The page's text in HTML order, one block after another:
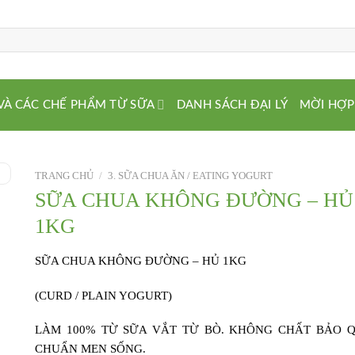
CÁC CHẾ PHẨM TỪ SỮA DANH SÁCH ĐẠI LÝ MỜI
TRANG CHỦ / 3. SỮA CHUA ĂN / EATING YOGURT
SỮA CHUA KHÔNG ĐƯỜNG – HỦ
1KG
SỮA CHUA KHÔNG ĐƯỜNG – HỦ 1KG
(CURD / PLAIN YOGURT)
LÀM 100% TỪ SỮA VẮT TỪ BÒ. KHÔNG CHẤT BẢO
CHUẨN MEN SỐNG.